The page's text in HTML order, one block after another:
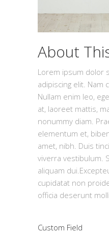
About
Lorem ipsum dolor
adipiscing elit. Nam
Nullam enim leo,
at, laoreet mattis,
nonummy diam.
elementum et,
amet, nibh. Duis
viverra vestibulum.
aliquam
cupidatat non
officia deserunt
Custom Field